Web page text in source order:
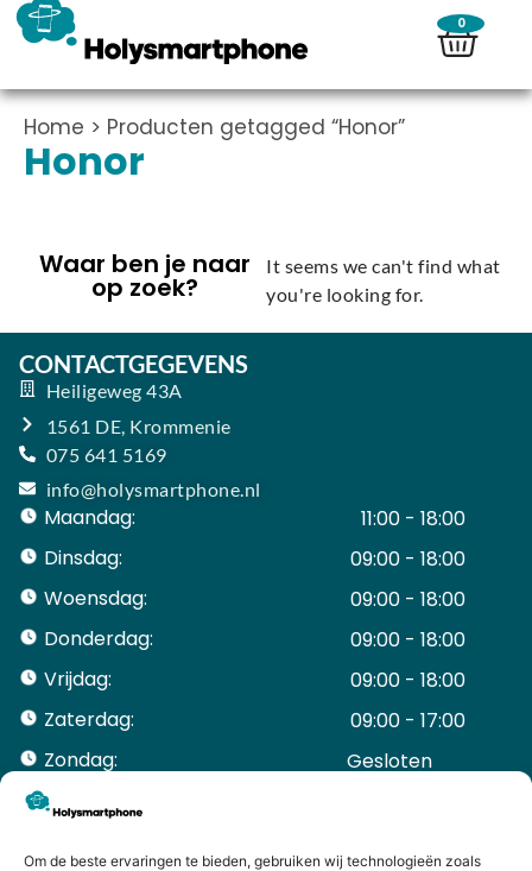
Om de beste ervaringen te bieden, gebruiken wij technologieën zoals
0
Home > Producten getagged “Honor”
Honor
Waar ben je naar
op zoek?
It seems we can't find what
you're looking for.
CONTACTGEGEVENS
Heiligeweg 43A
1561 DE, Krommenie
075 641 5169
info@holysmartphone.nl
Maandag:
11:00 - 18:00
Dinsdag:
09:00 - 18:00
Woensdag:
09:00 - 18:00
Donderdag:
09:00 - 18:00
Vrijdag:
09:00 - 18:00
Zaterdag:
09:00 - 17:00
Zondag:
Gesloten ​ ​ ​ ​ ​ ​ ​
ACCOUNT
Mijn Account
Bestellingen